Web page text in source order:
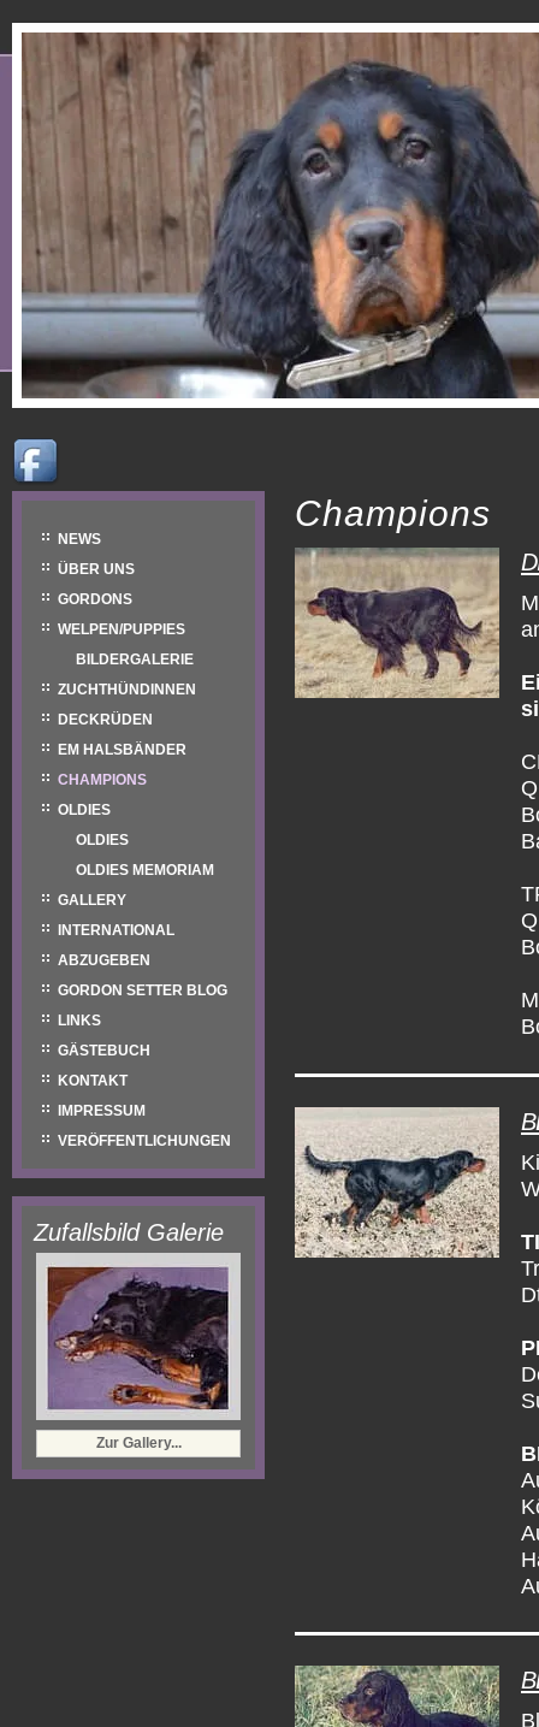
NEWS
ÜBER UNS
GORDONS
WELPEN/PUPPIES
BILDERGALERIE
ZUCHTHÜNDINNEN
DECKRÜDEN
EM HALSBÄNDER
CHAMPIONS
OLDIES
OLDIES
OLDIES MEMORIAM
GALLERY
INTERNATIONAL
ABZUGEBEN
GORDON SETTER BLOG
LINKS
GÄSTEBUCH
KONTAKT
IMPRESSUM
VERÖFFENTLICHUNGEN
Zufallsbild Galerie
Zur Gallery...
Champions